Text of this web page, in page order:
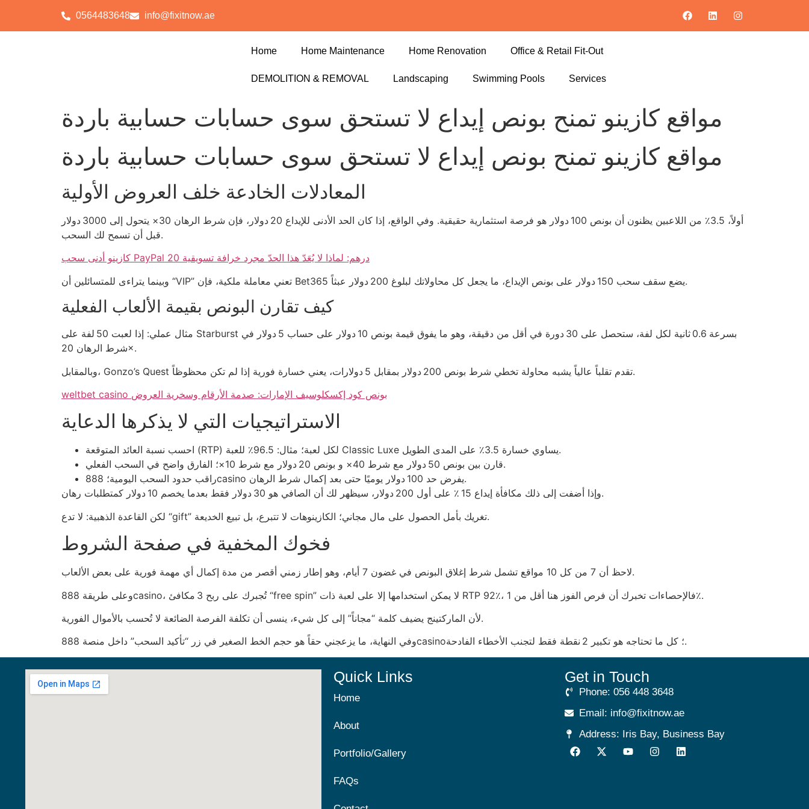
0564483648 info@fixitnow.ae
Home Home Maintenance Home Renovation Office & Retail Fit-Out
DEMOLITION & REMOVAL Landscaping Swimming Pools Services
مواقع كازينو تمنح بونص إيداع لا تستحق سوى حسابات حسابية باردة
مواقع كازينو تمنح بونص إيداع لا تستحق سوى حسابات حسابية باردة
المعادلات الخادعة خلف العروض الأولية
أولاً، 3.5٪ من اللاعبين يظنون أن بونص 100 دولار هو فرصة استثمارية حقيقية. وفي الواقع، إذا كان الحد الأدنى للإيداع 20 دولار، فإن شرط الرهان 30× يتحول إلى 3000 دولار
قبل أن تسمح لك السحب.
كازينو أدنى سحب PayPal 20 درهم: لماذا لا يُعَدّ هذا الحدّ مجرد خرافة تسويقية
وبينما يتراءى للمتسائلين أن “VIP” تعني معاملة ملكية، فإن Bet365 يضع سقف سحب 150 دولار على بونص الإيداع، ما يجعل كل محاولاتك لبلوغ 200 دولار عبثاً.
كيف تقارن البونص بقيمة الألعاب الفعلية
مثال عملي: إذا لعبت 50 لفة على Starburst بسرعة 0.6 ثانية لكل لفة، ستحصل على 30 دورة في أقل من دقيقة، وهو ما يفوق قيمة بونص 10 دولار على حساب 5 دولار في
شرط الرهان 20×.
وبالمقابل، Gonzo’s Quest تقدم تقلباً عالياً يشبه محاولة تخطي شرط بونص 200 دولار بمقابل 5 دولارات، يعني خسارة فورية إذا لم تكن محظوظاً.
weltbet casino بونص كود إكسكلوسيف الإمارات: صدمة الأرقام وسخرية العروض
الاستراتيجيات التي لا يذكرها الدعاية
احسب نسبة العائد المتوقعة (RTP) لكل لعبة؛ مثال: 96.5٪ للعبة Classic Luxe يساوي خسارة 3.5٪ على المدى الطويل.
قارن بين بونص 50 دولار مع شرط 40× و بونص 20 دولار مع شرط 10×؛ الفارق واضح في السحب الفعلي.
راقب حدود السحب اليومية؛ 888casino يفرض حد 100 دولار يوميًا حتى بعد إكمال شرط الرهان.
وإذا أضفت إلى ذلك مكافأة إيداع 15 ٪ على أول 200 دولار، سيظهر لك أن الصافي هو 30 دولار فقط بعدما يخصم 10 دولار كمتطلبات رهان.
لكن القاعدة الذهبية: لا تدع “gift” تغريك بأمل الحصول على مال مجاني؛ الكازينوهات لا تتبرع، بل تبيع الخديعة.
فخوك المخفية في صفحة الشروط
لاحظ أن 7 من كل 10 مواقع تشمل شرط إغلاق البونص في غضون 7 أيام، وهو إطار زمني أقصر من مدة إكمال أي مهمة فورية على بعض الألعاب.
وعلى طريقة 888casino، تُجبرك على ربح 3 مكافئ “free spin” لا يمكن استخدامها إلا على لعبة ذات RTP 92٪، فالإحصاءات تخبرك أن فرص الفوز هنا أقل من 1٪.
لأن الماركتينج يضيف كلمة “مجاناً” إلى كل شيء، ينسى أن تكلفة الفرصة الضائعة لا تُحسب بالأموال الفورية.
وفي النهاية، ما يزعجني حقاً هو حجم الخط الصغير في زر “تأكيد السحب” داخل منصة 888casino؛ كل ما تحتاجه هو تكبير 2 نقطة فقط لتجنب الأخطاء الفادحة.
Quick Links
Home
About
Portfolio/Gallery
FAQs
Get in Touch
Phone: 056 448 3648
Email: info@fixitnow.ae
Address: Iris Bay, Business Bay